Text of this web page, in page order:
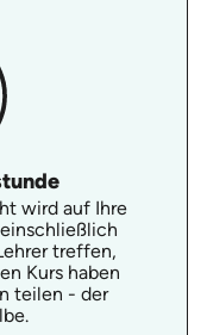
wird auf Ihre
treffen,
Kurs haben
teilen - der